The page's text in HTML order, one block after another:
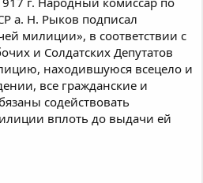
а. Н. Рыков подписал
милиции», в соответствии с
и Солдатских Депутатов
находившуюся всецело и
все гражданские и
содействовать
вплоть до выдачи ей